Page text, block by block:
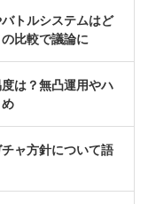
トルシステムはど
比較で議論に
は？無凸運用やハ
ャ方針について語